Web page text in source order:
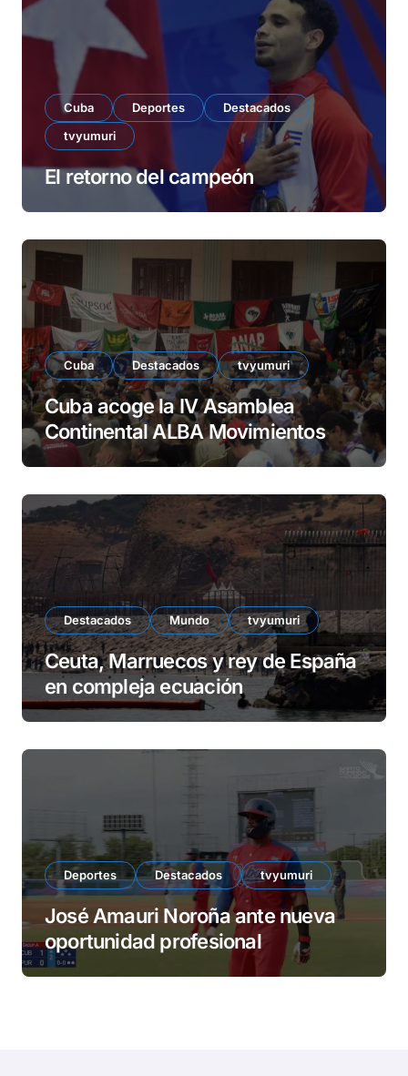
Cuba Deportes
Destacados
tvyumuri
El retorno del campeón
Cuba Destacados tvyumuri
Cuba acoge la IV Asamblea
Continental ALBA Movimientos
Destacados Mundo tvyumuri
Ceuta, Marruecos y rey de España
en compleja ecuación
Deportes Destacados tvyumuri
José Amauri Noroña ante nueva
oportunidad profesional